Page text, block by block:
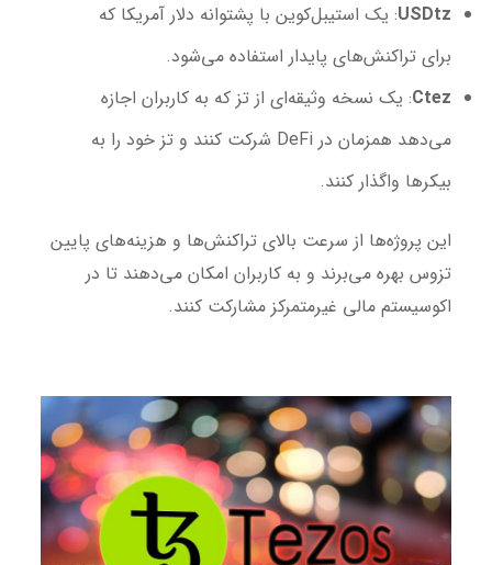
USDtz: یک استیبل‌کوین با پشتوانه دلار آمریکا که
برای تراکنش‌های پایدار استفاده می‌شود.
Ctez: یک نسخه وثیقه‌ای از تز که به کاربران اجازه
می‌دهد همزمان در DeFi شرکت کنند و تز خود را به
بیکرها واگذار کنند.
این پروژه‌ها از سرعت بالای تراکنش‌ها و هزینه‌های پایین
تزوس بهره می‌برند و به کاربران امکان می‌دهند تا در
اکوسیستم مالی غیرمتمرکز مشارکت کنند.